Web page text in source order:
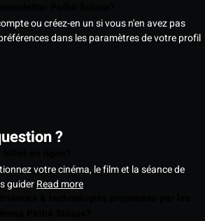
ou créez-en un si vous n'en avez pas
dans les paramètres de votre profil
?
votre cinéma, le film et la séance de
guiderRead more